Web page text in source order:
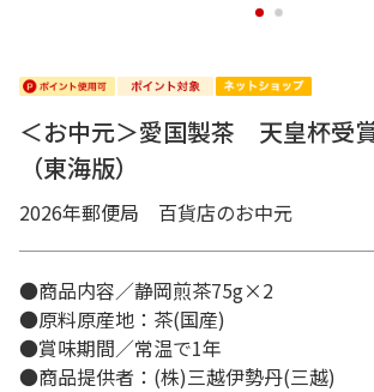
1 2
＜お中元＞愛国製茶 天皇杯受
（東海版）
2026年郵便局 百貨店のお中元
●商品内容／静岡煎茶75g×2
●原料原産地：茶(国産)
●賞味期間／常温で1年
●商品提供者：(株)三越伊勢丹(三越)